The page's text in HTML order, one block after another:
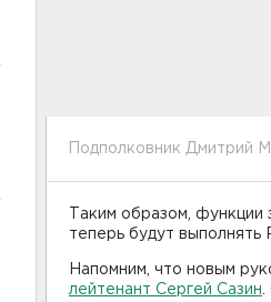
Подполковник Дмитрий
Таким образом,
теперь будут
Напомним, что новым
лейтенант Сергей Сазин